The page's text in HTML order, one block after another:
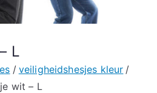
L
veiligheidshesjes kleur
wit – L